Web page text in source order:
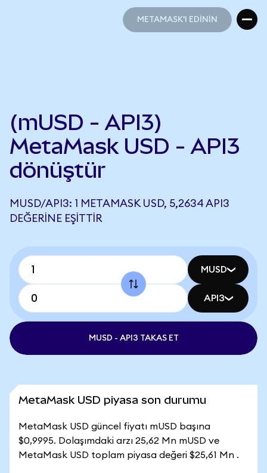
METAMASK'I EDİNİN
(mUSD - API3)
MetaMask USD - API3
dönüştür
MUSD/API3: 1 METAMASK USD, 5,2634 API3
DEĞERINE EŞITTIR
MUSD
API3
MUSD - API3 TAKAS ET
MetaMask USD piyasa son durumu
MetaMask USD güncel fiyatı mUSD başına
$0,9995. Dolaşımdaki arzı 25,62 Mn mUSD ve
MetaMask USD toplam piyasa değeri $25,61 Mn .